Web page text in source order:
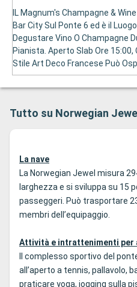
IL Magnum's Champagne &
Bar City Sul Ponte 6 ed è il
Degustare Vino O Champagne
Pianista. Aperto Slab Ore 15:00,
Stile Art Deco Francese Può
Tutto su Norwegian Jewel
La nave
La Norwegian Jewel misura
larghezza e si sviluppa su 15
passeggeri. Può trasportare
membri dell’equipaggio.
Attività e intrattenimenti per
Il complesso sportivo del
all’aperto a tennis, pallavolo,
praticare yoga, jogging sulla